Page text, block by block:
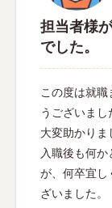
担当者様
でした。
この度は就職
うございまし
大変助かりま
入職後も何
が、何卒宜し
ざいました。